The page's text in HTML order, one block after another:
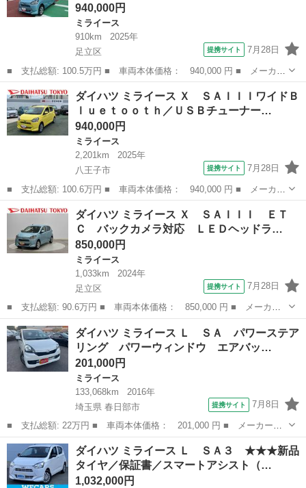
940,000円
ミライース
910km
2025年
足立区
提携サイト 7月28日
■ 支払総額: 100.5万円 ■ 車両本体価格： 940,000 円 ■ メーカー
名： ダイハツ ■ 車種名： ミライース ■ グレード名： Ｘ Ｓ
ＡＩＩＩ ワイドＢｌｕｅｔｏｏｔｈ／ＵＳＢチューナー 保証 新
車保証・ま...
東京 足立区 ミライース
ダイハツ ミライース Ｘ ＳＡＩＩＩワイドＢ
ｌｕｅｔｏｏｔｈ／ＵＳＢチューナー…
940,000円
ミライース
2,201km
2025年
八王子市
提携サイト 7月28日
■ 支払総額: 100.6万円 ■ 車両本体価格： 940,000 円 ■ メーカー
名： ダイハツ ■ 車種名： ミライース ■ グレード名： Ｘ Ｓ
ＡＩＩＩワイドＢｌｕｅｔｏｏｔｈ／ＵＳＢチューナー装備 保証
新車保証・...
東京 八王子市
ダイハツ ミライース Ｘ ＳＡＩＩＩ ＥＴ
Ｃ バックカメラ対応 ＬＥＤヘッドラ…
850,000円
ミライース
1,033km
2024年
足立区
提携サイト 7月28日
■ 支払総額: 90.6万円 ■ 車両本体価格： 850,000 円 ■ メーカー
名： ダイハツ ■ 車種名： ミライース ■ グレード名： Ｘ Ｓ
ＡＩＩＩ ＥＴＣ バックカメラ対応 ＬＥＤヘッドライト 保証
新車保証・ま...
東京 足立区 ミライース
ダイハツ ミライース Ｌ ＳＡ パワーステア
リング パワーウィンドウ エアバッ…
201,000円
ミライース
133,068km
2016年
埼玉県 春日部市
提携サイト 7月8日
■ 支払総額: 22万円 ■ 車両本体価格： 201,000 円 ■ メーカー
名： ダイハツ ■ 車種名： ミライース ■ グレード名： Ｌ Ｓ
Ａ パワーステアリング パワーウィンドウ エアバッグ エアコ
ン キーレス 純正...
埼玉 春日部市 ミライース
ダイハツ ミライース Ｌ ＳＡ３ ★★★新品
タイヤ／保証書／スマートアシスト（…
1,032,000円